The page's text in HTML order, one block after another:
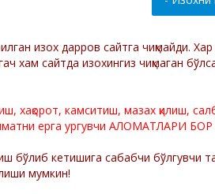
изох дарров сайтга чиқмайди.
хам сайтда изохингиз чиқмаган
хақорот, камситиш, мазах қилиш,
ерга ургувчи АЛОМАТЛАРИ
бўлиб кетишига сабабчи бўлгувчи
мумкин!